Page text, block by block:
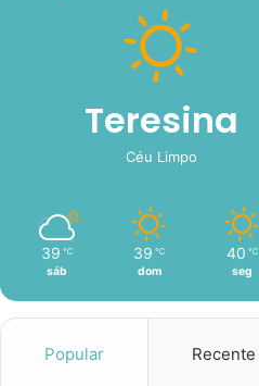
Teresina
Céu Limpo
39 ℃
sáb
39 ℃
dom
40 ℃
seg
Popular Recente